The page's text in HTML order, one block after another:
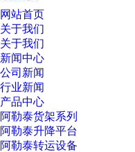
网站首页
关于我们
关于我们
新闻中心
公司新闻
行业新闻
产品中心
阿勒泰货架系列
阿勒泰升降平台
阿勒泰转运设备